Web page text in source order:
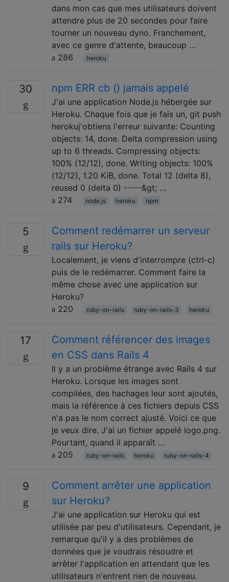
dans mon cas que mes utilisateurs doivent
attendre plus de 20 secondes pour faire
tourner un nouveau dyno. Franchement,
avec ce genre d'attente, beaucoup …
286
heroku
30 npm ERR cb () jamais appelé
J'ai une application Node.js hébergée sur
Heroku. Chaque fois que je fais un, git push
herokuj'obtiens l'erreur suivante: Counting
objects: 14, done. Delta compression using
up to 6 threads. Compressing objects:
100% (12/12), done. Writing objects: 100%
(12/12), 1.20 KiB, done. Total 12 (delta 8),
reused 0 (delta 0) -----&gt; …
274
node.js heroku npm
5
Comment redémarrer un serveur
rails sur Heroku?
Localement, je viens d'interrompre (ctrl-c)
puis de le redémarrer. Comment faire la
même chose avec une application sur
Heroku?
220
ruby-on-rails ruby-on-rails-3 heroku
17
Comment référencer des images
en CSS dans Rails 4
Il y a un problème étrange avec Rails 4 sur
Heroku. Lorsque les images sont
compilées, des hachages leur sont ajoutés,
mais la référence à ces fichiers depuis CSS
n'a pas le nom correct ajusté. Voici ce que
je veux dire. J'ai un fichier appelé logo.png.
Pourtant, quand il apparaît …
205
ruby-on-rails heroku ruby-on-rails-4
9
Comment arrêter une application
sur Heroku?
J'ai une application sur Heroku qui est
utilisée par peu d'utilisateurs. Cependant, je
remarque qu'il y a des problèmes de
données que je voudrais résoudre et
arrêter l'application en attendant que les
utilisateurs n'entrent rien de nouveau.